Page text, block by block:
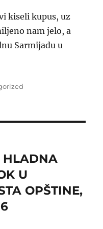
kiseli kupus, uz
nam jelo, a
Sarmijadu u
HLADNA
U
OPŠTINE,